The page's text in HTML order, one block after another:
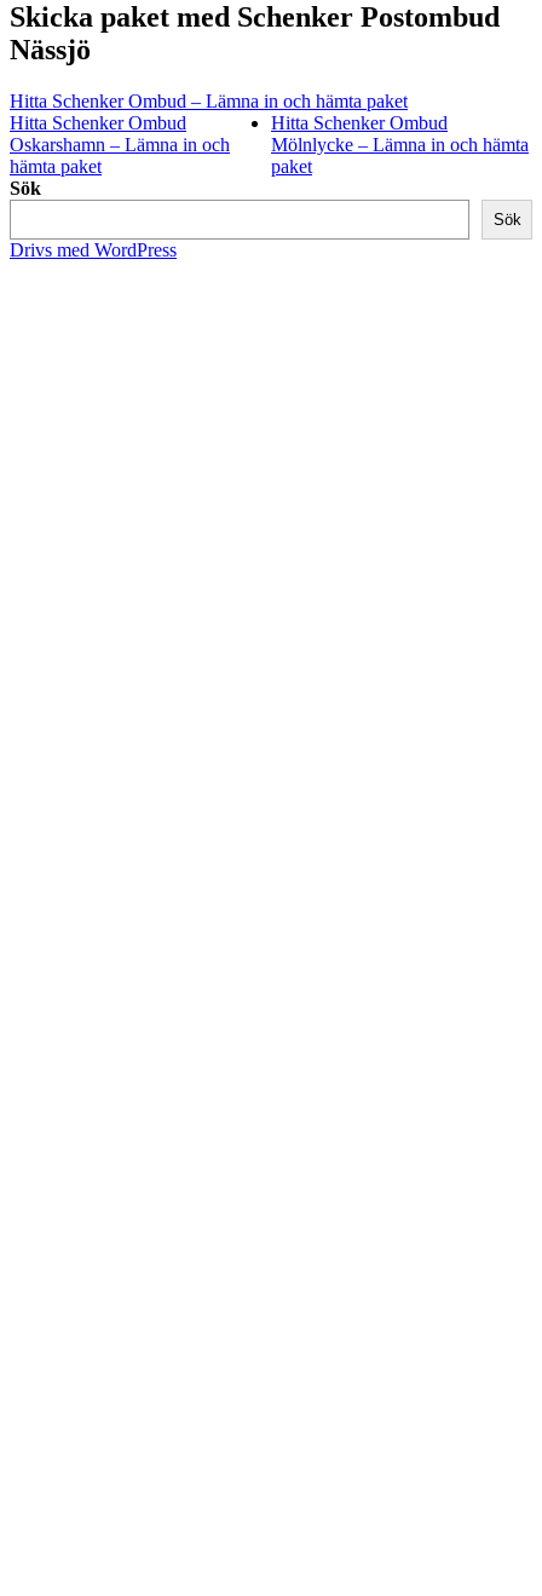
Skicka paket med Schenker Postombud
Nässjö
Hitta Schenker Ombud – Lämna in och hämta paket
Hitta Schenker Ombud
Oskarshamn – Lämna in och
hämta paket
Hitta Schenker Ombud
Mölnlycke – Lämna in och hämta
paket
Sök
Sök
Drivs med WordPress